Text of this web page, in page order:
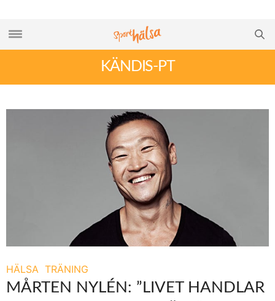
KÄNDIS-PT
HÄLSA TRÄNING
MÅRTEN NYLÉN: ”LIVET HANDLAR